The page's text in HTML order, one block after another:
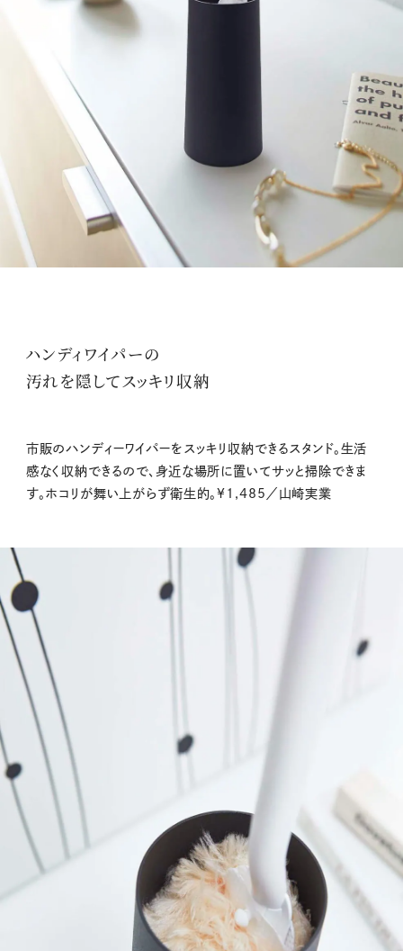
ハンディワイパーの
汚れを隠してスッキリ収納
市販のハンディーワイパーをスッキリ収納できるスタンド。生活
感なく収納できるので、身近な場所に置いてサッと掃除できま
す。ホコリが舞い上がらず衛生的。¥1,485／山崎実業